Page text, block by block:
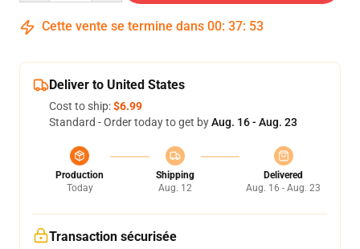
Cette vente se termine dans 00: 37: 53
Deliver to United States
Cost to ship:$6.99
Standard - Order today to get byAug. 16 - Aug. 23
Production
Today
Shipping
Aug. 12
Delivered
Aug. 16 - Aug. 23
Transaction sécurisée